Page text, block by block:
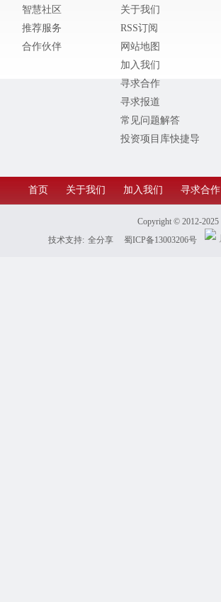
智慧社区
推荐服务
合作伙伴
关于我们
RSS订阅
网站地图
加入我们
寻求合作
寻求报道
常见问题解答
投资项目库快捷导
首页 关于我们 加入我们 寻求合作
Copyright © 2012-2025
技术支持: 全分享 蜀ICP备13003206号